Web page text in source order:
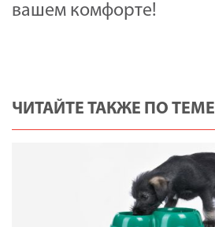
вашем комфорте!
ЧИТАЙТЕ ТАКЖЕ ПО ТЕМЕ